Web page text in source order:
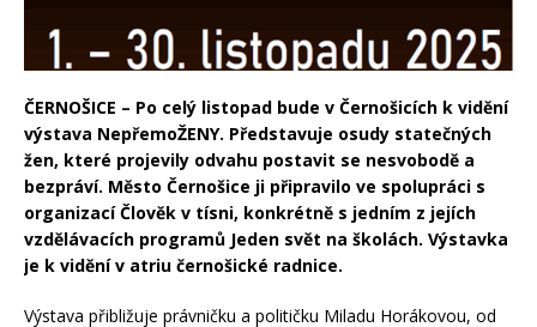
ČERNOŠICE – Po celý listopad bude v Černošicích k vidění
výstava NepřemoŽENY. Představuje osudy statečných
žen, které projevily odvahu postavit se nesvobodě a
bezpráví. Město Černošice ji připravilo ve spolupráci s
organizací Člověk v tísni, konkrétně s jedním z jejích
vzdělávacích programů Jeden svět na školách. Výstavka
je k vidění v atriu černošické radnice.
Výstava přibližuje právničku a političku Miladu Horákovou, od